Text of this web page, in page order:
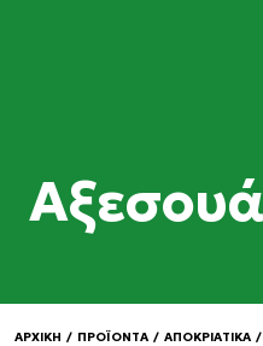
ΑΡΧΙΚΗ / ΠΡΟΪΟΝΤΑ / ΑΠΟΚΡΙΑΤΙΚΑ /